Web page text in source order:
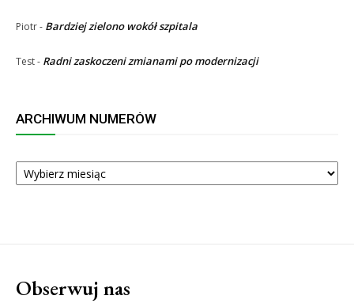
Piotr- Bardziej zielono wokół szpitala
Test- Radni zaskoczeni zmianami po modernizacji
ARCHIWUM NUMERÓW
ARCHIWUM
NUMERÓW
Obserwuj nas